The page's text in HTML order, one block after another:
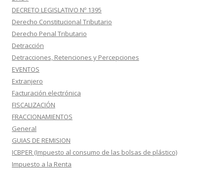
DECRETO LEGISLATIVO Nº 1395
Derecho Constitucional Tributario
Derecho Penal Tributario
Detracción
Detracciones, Retenciones y Percepciones
EVENTOS
Extranjero
Facturación electrónica
FISCALIZACIÓN
FRACCIONAMIENTOS
General
GUIAS DE REMISION
ICBPER (Impuesto al consumo de las bolsas de plástico)
Impuesto a la Renta